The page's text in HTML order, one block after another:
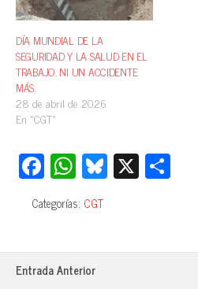
DÍA MUNDIAL DE LA
SEGURIDAD Y LA SALUD EN EL
TRABAJO. NI UN ACCIDENTE
MÁS.
28 de abril de 2026
En «CGT»
Fa
ce
bo
ok
W
ha
ts
A
pp
Bl
ue
y
X
pa
Categorías: CGT
Entrada Anterior